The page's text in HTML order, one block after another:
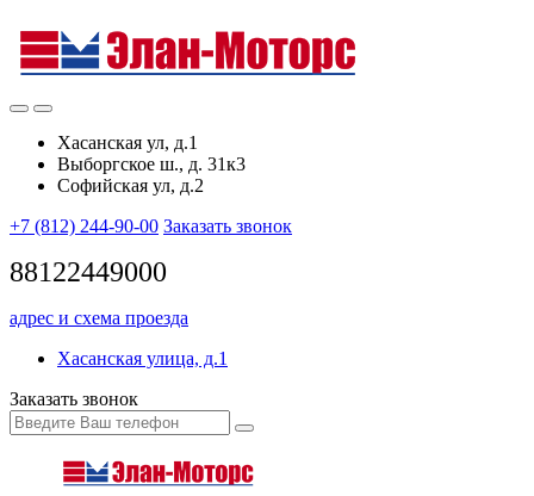
Хасанская ул, д.1
Выборгское ш., д. 31к3
Софийская ул, д.2
+7 (812) 244-90-00 Заказать звонок
88122449000
адрес и схема проезда
Хасанская улица, д.1
Заказать звонок